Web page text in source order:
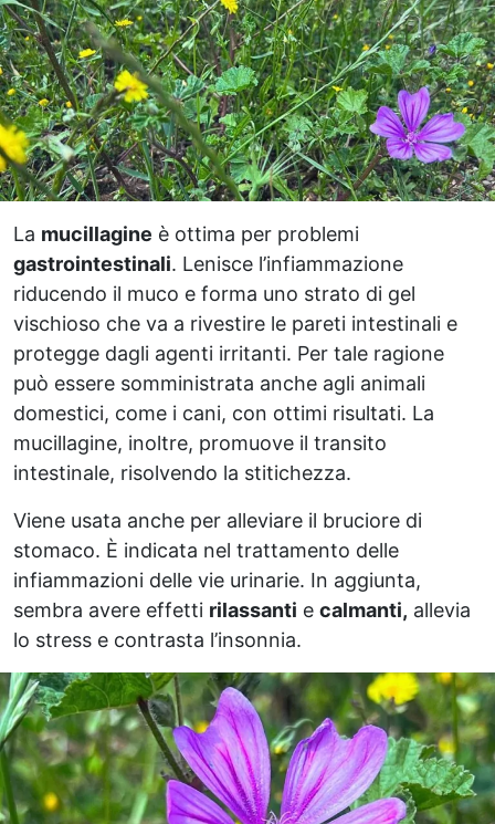
La mucillagine è ottima per problemi
gastrointestinali. Lenisce l’infiammazione
riducendo il muco e forma uno strato di gel
vischioso che va a rivestire le pareti intestinali e
protegge dagli agenti irritanti. Per tale ragione
può essere somministrata anche agli animali
domestici, come i cani, con ottimi risultati. La
mucillagine, inoltre, promuove il transito
intestinale, risolvendo la stitichezza.
Viene usata anche per alleviare il bruciore di
stomaco. È indicata nel trattamento delle
infiammazioni delle vie urinarie. In aggiunta,
sembra avere effetti rilassanti e calmanti, allevia
lo stress e contrasta l’insonnia.